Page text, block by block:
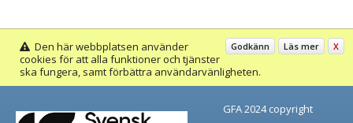
Godkänn Läs mer X
Den här webbplatsen använder
cookies för att alla funktioner och tjänster
ska fungera, samt förbättra användarvänligheten.
GFA 2024 copyright